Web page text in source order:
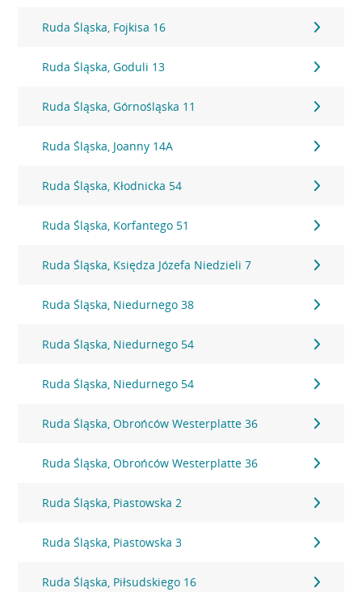
Ruda Śląska, Fojkisa 16
Ruda Śląska, Goduli 13
Ruda Śląska, Górnośląska 11
Ruda Śląska, Joanny 14A
Ruda Śląska, Kłodnicka 54
Ruda Śląska, Korfantego 51
Ruda Śląska, Księdza Józefa Niedzieli 7
Ruda Śląska, Niedurnego 38
Ruda Śląska, Niedurnego 54
Ruda Śląska, Niedurnego 54
Ruda Śląska, Obrońców Westerplatte 36
Ruda Śląska, Obrońców Westerplatte 36
Ruda Śląska, Piastowska 2
Ruda Śląska, Piastowska 3
Ruda Śląska, Piłsudskiego 16